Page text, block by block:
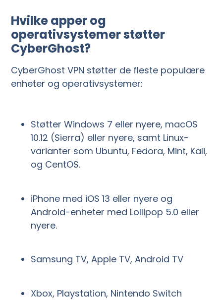
Hvilke apper og
operativsystemer støtter
CyberGhost?
CyberGhost VPN støtter de fleste populære
enheter og operativsystemer:
Støtter Windows 7 eller nyere, macOS
10.12 (Sierra) eller nyere, samt Linux-
varianter som Ubuntu, Fedora, Mint, Kali,
og CentOS.
iPhone med iOS 13 eller nyere og
Android-enheter med Lollipop 5.0 eller
nyere.
Samsung TV, Apple TV, Android TV
Xbox, Playstation, Nintendo Switch